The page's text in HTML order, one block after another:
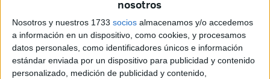
nosotros
Nosotros y nuestros 1733 socios almacenamos y/o accedemos
a información en un dispositivo, como cookies, y procesamos
datos personales, como identificadores únicos e información
estándar enviada por un dispositivo para publicidad y contenido
personalizado, medición de publicidad y contenido,
memoria deFrancisco Galán tendrá lugar en las pistas
delpolideportivo del puerto y será del 7 al 13 de
septiembre.